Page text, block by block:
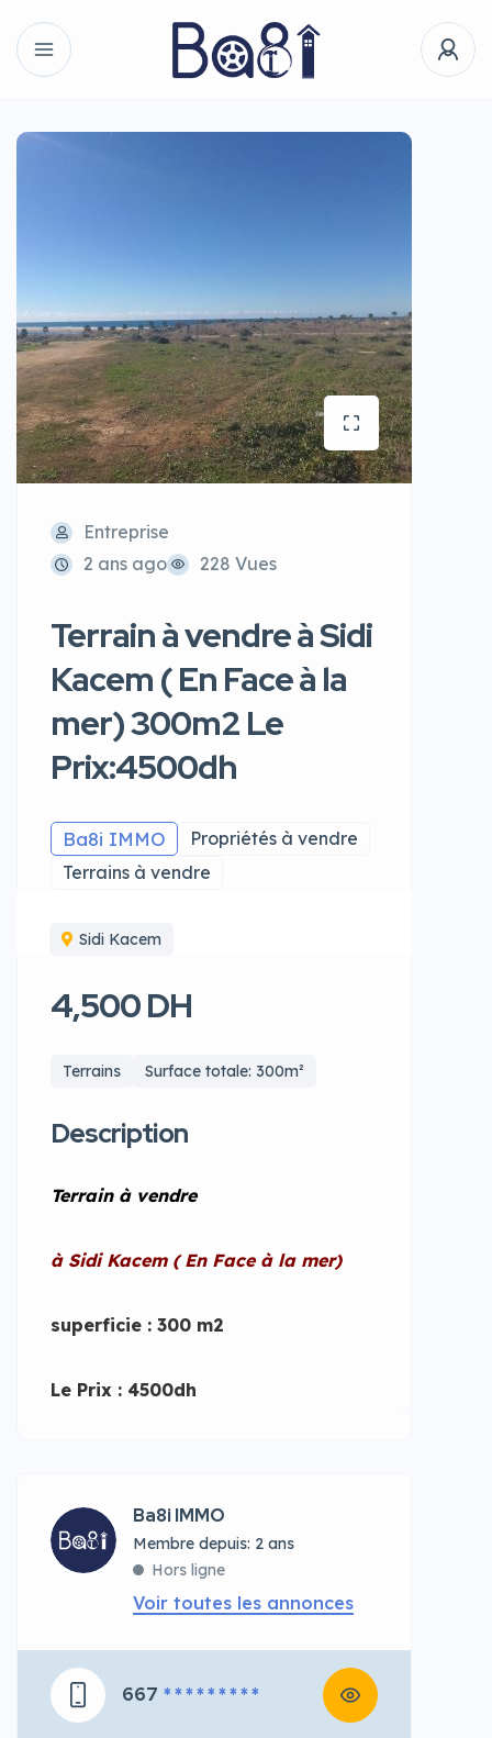
Entreprise
2 ans ago
228 Vues
Terrain à vendre à Sidi
Kacem ( En Face à la
mer) 300m2 Le
Prix:4500dh
Ba8i IMMO
Propriétés à vendre
Terrains à vendre
Sidi Kacem
4,500 DH
Terrains Surface totale: 300m²
Description
Terrain à vendre
à Sidi Kacem ( En Face à la mer)
superficie : 300 m2
Le Prix : 4500dh
Ba8i IMMO
Membre depuis: 2 ans
Hors ligne
Voir toutes les annonces
667 * * * * * * * * *